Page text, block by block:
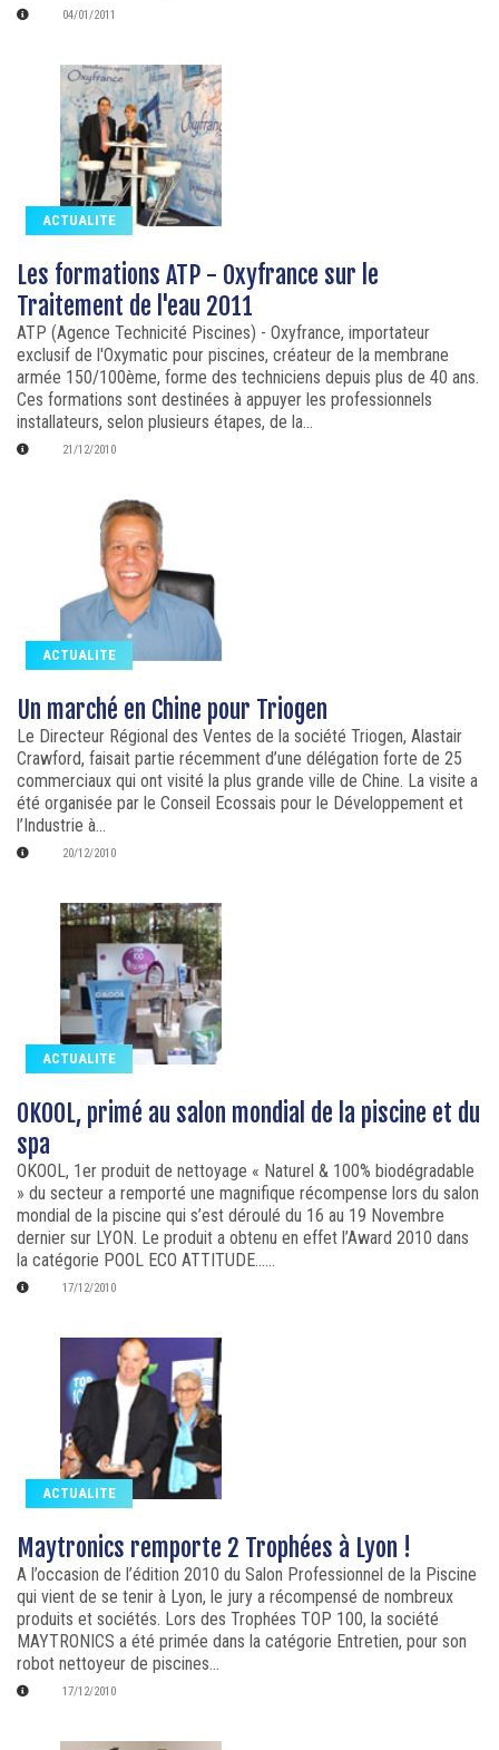
04/01/2011
ACTUALITE
Les formations ATP - Oxyfrance sur le
Traitement de l'eau 2011
ATP (Agence Technicité Piscines) - Oxyfrance, importateur
exclusif de l'Oxymatic pour piscines, créateur de la membrane
armée 150/100ème, forme des techniciens depuis plus de 40 ans.
Ces formations sont destinées à appuyer les professionnels
installateurs, selon plusieurs étapes, de la...
21/12/2010
ACTUALITE
Un marché en Chine pour Triogen
Le Directeur Régional des Ventes de la société Triogen, Alastair
Crawford, faisait partie récemment d’une délégation forte de 25
commerciaux qui ont visité la plus grande ville de Chine. La visite a
été organisée par le Conseil Ecossais pour le Développement et
l’Industrie à...
20/12/2010
ACTUALITE
OKOOL, primé au salon mondial de la piscine et du
spa
OKOOL, 1er produit de nettoyage « Naturel & 100% biodégradable
» du secteur a remporté une magnifique récompense lors du salon
mondial de la piscine qui s’est déroulé du 16 au 19 Novembre
dernier sur LYON. Le produit a obtenu en effet l’Award 2010 dans
la catégorie POOL ECO ATTITUDE…...
17/12/2010
ACTUALITE
Maytronics remporte 2 Trophées à Lyon !
A l’occasion de l’édition 2010 du Salon Professionnel de la Piscine
qui vient de se tenir à Lyon, le jury a récompensé de nombreux
produits et sociétés. Lors des Trophées TOP 100, la société
MAYTRONICS a été primée dans la catégorie Entretien, pour son
robot nettoyeur de piscines...
17/12/2010